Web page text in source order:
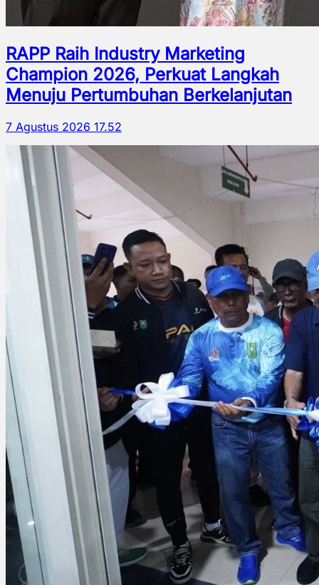
RAPP Raih Industry Marketing
Champion 2026, Perkuat Langkah
Menuju Pertumbuhan Berkelanjutan
7 Agustus 2026 17.52